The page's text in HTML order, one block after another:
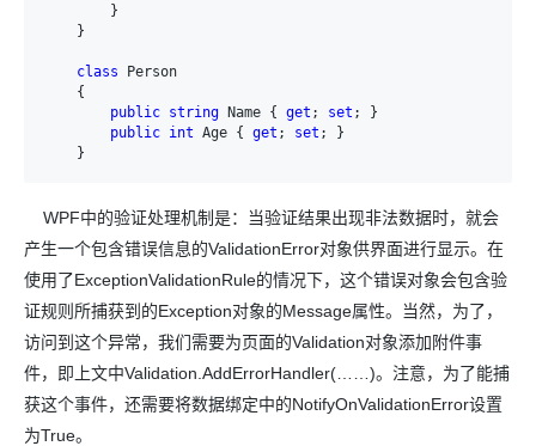
        }
    }
class Person
    {
public string Name { get ; set ; }
public int Age { get ; set ; }
    }
WPF中的验证处理机制是：当验证结果出现非法数据时，就会
产生一个包含错误信息的ValidationError对象供界面进行显示。在
使用了ExceptionValidationRule的情况下，这个错误对象会包含验
证规则所捕获到的Exception对象的Message属性。当然，为了，
访问到这个异常，我们需要为页面的Validation对象添加附件事
件，即上文中Validation.AddErrorHandler(……)。注意，为了能捕
获这个事件，还需要将数据绑定中的NotifyOnValidationError设置
为True。